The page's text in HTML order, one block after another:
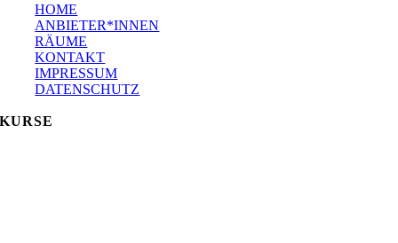
HOME
ANBIETER*INNEN
RÄUME
KONTAKT
IMPRESSUM
DATENSCHUTZ
KURSE